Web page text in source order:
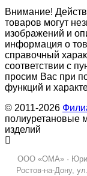
Внимание!
товаров могут
изображений и
информация о
справочный
соответствии с
просим Вас при
функций и
© 2011-2026
полиуретановые
изделий
ООО «ОМА» ·
Ростов-на-Дону,